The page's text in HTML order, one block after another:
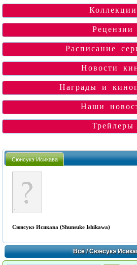
Коллекции
Рецензии
Расписание
Новости
Награды и
Наши
Трейлеры
Сюнсукэ Исикава
Сюнсукэ Исикава (Shunsuke Ishikawa)
Всё/ Сюнсукэ